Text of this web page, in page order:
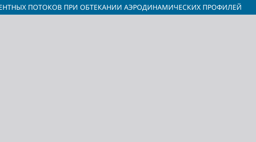
ПОТОКОВ ПРИ ОБТЕКАНИИ АЭРОДИНАМИЧЕСКИХ ПРОФИЛЕЙ